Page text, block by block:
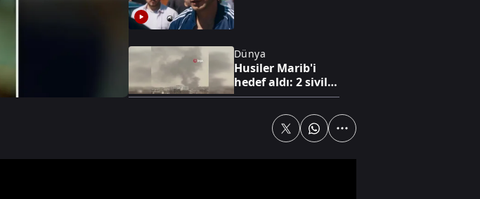
Dünya
Husiler Marib'i
hedef aldı: 2 sivil
hayatını kaybetti
Denize ulaşmaya